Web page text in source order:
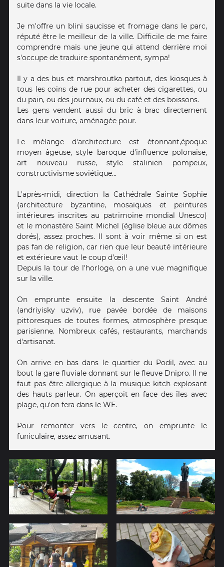
suite dans la vie locale.
Je m'offre un blini saucisse et fromage dans le parc,
réputé être le meilleur de la ville. Difficile de me faire
comprendre mais une jeune qui attend derrière moi
s'occupe de traduire spontanément, sympa!
Il y a des bus et marshroutka partout, des kiosques à
tous les coins de rue pour acheter des cigarettes, ou
du pain, ou des journaux, ou du café et des boissons.
Les gens vendent aussi du bric à brac directement
dans leur voiture, aménagée pour.
Le mélange d'architecture est étonnant,époque
moyen âgeuse, style baroque d'influence polonaise,
art nouveau russe, style stalinien pompeux,
constructivisme soviétique...
L'après-midi, direction la Cathédrale Sainte Sophie
(architecture byzantine, mosaïques et peintures
intérieures inscrites au patrimoine mondial Unesco)
et le monastère Saint Michel (église bleue aux dômes
dorés), assez proches. Il sont à voir même si on est
pas fan de religion, car rien que leur beauté intérieure
et extérieure vaut le coup d’œil!
Depuis la tour de l'horloge, on a une vue magnifique
sur la ville.
On emprunte ensuite la descente Saint André
(andriyisky uzviv), rue pavée bordée de maisons
pittoresques de toutes formes, atmosphère presque
parisienne. Nombreux cafés, restaurants, marchands
d'artisanat.
On arrive en bas dans le quartier du Podil, avec au
bout la gare fluviale donnant sur le fleuve Dnipro. Il ne
faut pas être allergique à la musique kitch explosant
des hauts parleur. On aperçoit en face des îles avec
plage, qu'on fera dans le WE.
Pour remonter vers le centre, on emprunte le
funiculaire, assez amusant.